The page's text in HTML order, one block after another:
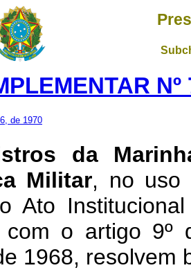
de 1970
da
Militar, no uso
Ato
com o artigo
1968, resolvem